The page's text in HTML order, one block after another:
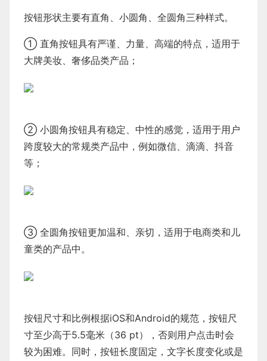
按钮形状主要有直角、小圆角、全圆角三种样式。
① 直角按钮具有严谨、力量、高端的特点，适用于
大牌美妆、奢侈品类产品；
② 小圆角按钮具有稳定、中性的感觉，适用于用户
跨度较大的常规类产品中，例如微信、滴滴、抖音
等；
③ 全圆角按钮更加温和、亲切，适用于电商类和儿
童类的产品中。
按钮尺寸和比例根据iOS和Android的规范，按钮尺
寸至少高于5.5毫米（36 pt），否则用户点击时会
较为困难。同时，按钮长度固定，文字长度变化或是